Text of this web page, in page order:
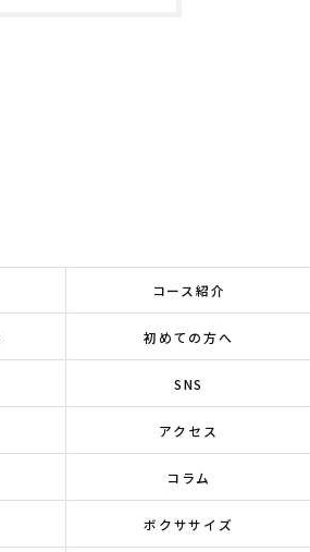
コース紹介
初めての方へ
SNS
アクセス
コラム
ボクササイズ